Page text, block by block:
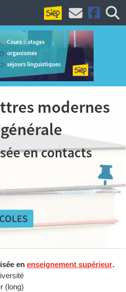
modernes
en contacts
en enseignement supérieur.
(long)